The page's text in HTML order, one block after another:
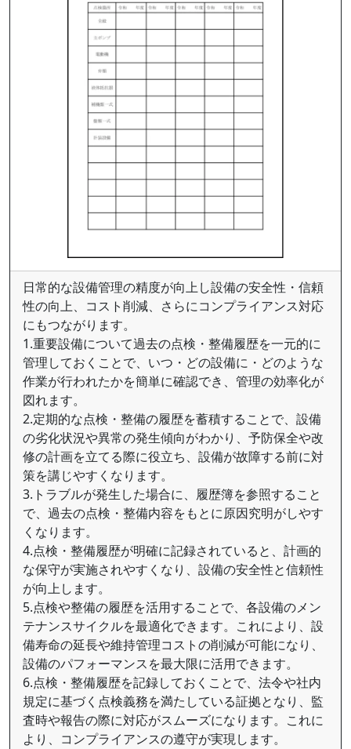
日常的な設備管理の精度が向上し設備の安全性・信頼
性の向上、コスト削減、さらにコンプライアンス対応
にもつながります。
1.重要設備について過去の点検・整備履歴を一元的に
管理しておくことで、いつ・どの設備に・どのような
作業が行われたかを簡単に確認でき、管理の効率化が
図れます。
2.定期的な点検・整備の履歴を蓄積することで、設備
の劣化状況や異常の発生傾向がわかり、予防保全や改
修の計画を立てる際に役立ち、設備が故障する前に対
策を講じやすくなります。
3.トラブルが発生した場合に、履歴簿を参照すること
で、過去の点検・整備内容をもとに原因究明がしやす
くなります。
4.点検・整備履歴が明確に記録されていると、計画的
な保守が実施されやすくなり、設備の安全性と信頼性
が向上します。
5.点検や整備の履歴を活用することで、各設備のメン
テナンスサイクルを最適化できます。これにより、設
備寿命の延長や維持管理コストの削減が可能になり、
設備のパフォーマンスを最大限に活用できます。
6.点検・整備履歴を記録しておくことで、法令や社内
規定に基づく点検義務を満たしている証拠となり、監
査時や報告の際に対応がスムーズになります。これに
より、コンプライアンスの遵守が実現します。